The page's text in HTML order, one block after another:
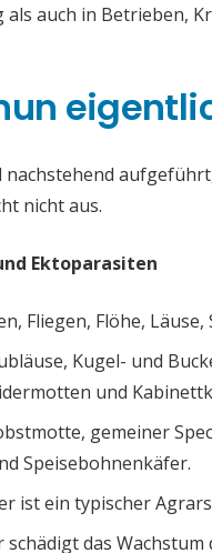
auch in Betrieben,
nachstehend
nicht aus.
Ektoparasiten
Fliegen, Flöhe,
Kugel- und
und
gemeiner
Speisebohnenkäfer.
ist ein typischer
das Wachstum